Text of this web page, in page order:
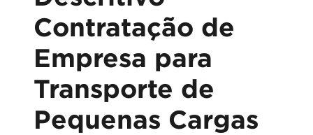
Contratação de
Empresa para
Transporte de
Pequenas Cargas